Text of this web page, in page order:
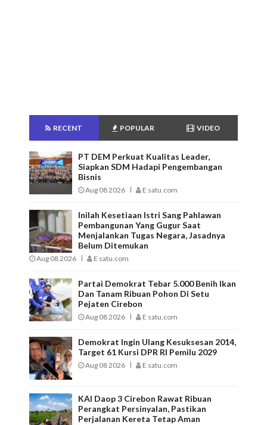
RECENT POPULAR VIDEO
PT DEM Perkuat Kualitas Leader,
Siapkan SDM Hadapi Pengembangan
Bisnis
Aug 08 2026 E satu.com
Inilah Kesetiaan Istri Sang Pahlawan
Pembangunan Yang Gugur Saat
Menjalankan Tugas Negara, Jasadnya
Belum Ditemukan
Aug 08 2026 E satu.com
Partai Demokrat Tebar 5.000 Benih Ikan
Dan Tanam Ribuan Pohon Di Setu
Pejaten Cirebon
Aug 08 2026 E satu.com
Demokrat Ingin Ulang Kesuksesan 2014,
Target 61 Kursi DPR RI Pemilu 2029
Aug 08 2026 E satu.com
KAI Daop 3 Cirebon Rawat Ribuan
Perangkat Persinyalan, Pastikan
Perjalanan Kereta Tetap Aman